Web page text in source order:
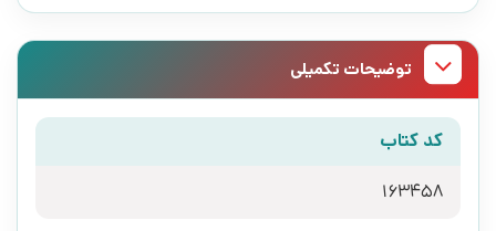
توضیحات تکمیلی
کد کتاب
163458